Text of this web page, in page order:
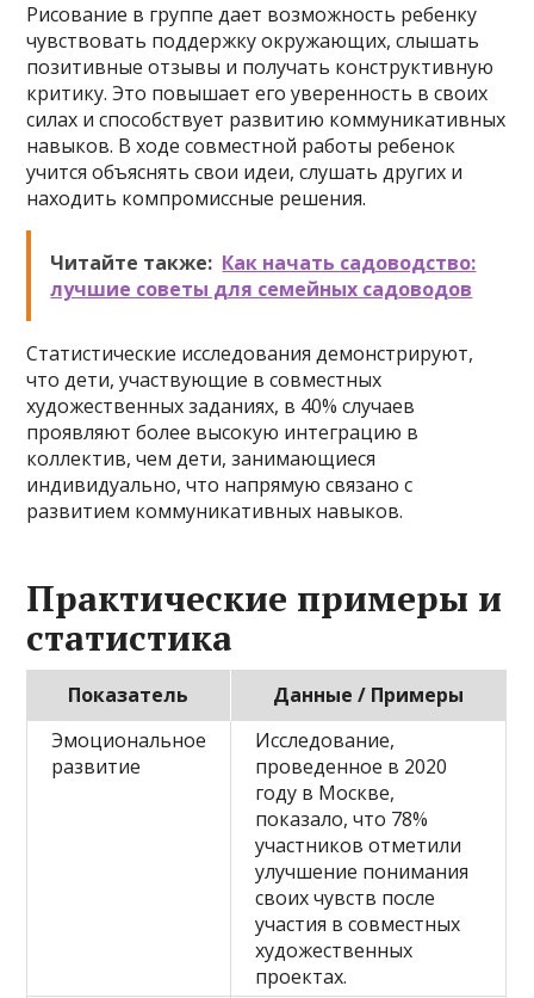
Рисование в группе дает возможность ребенку
чувствовать поддержку окружающих, слышать
позитивные отзывы и получать конструктивную
критику. Это повышает его уверенность в своих
силах и способствует развитию коммуникативных
навыков. В ходе совместной работы ребенок
учится объяснять свои идеи, слушать других и
находить компромиссные решения.
Читайте также: Как начать садоводство:
лучшие советы для семейных садоводов
Статистические исследования демонстрируют,
что дети, участвующие в совместных
художественных заданиях, в 40% случаев
проявляют более высокую интеграцию в
коллектив, чем дети, занимающиеся
индивидуально, что напрямую связано с
развитием коммуникативных навыков.
Практические примеры и
статистика
Показатель
Данные / Примеры
Эмоциональное
развитие
Исследование,
проведенное в 2020
году в Москве,
показало, что 78%
участников отметили
улучшение понимания
своих чувств после
участия в совместных
художественных
проектах.